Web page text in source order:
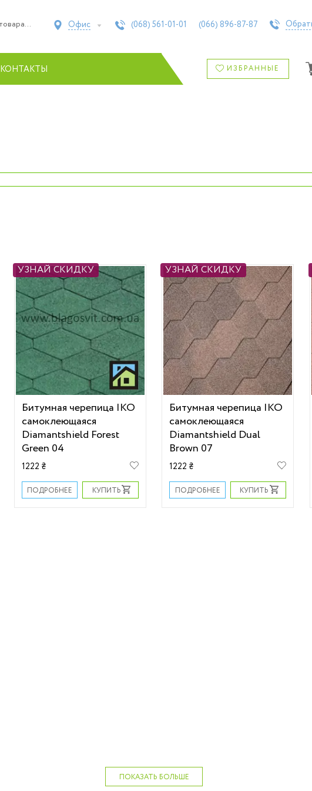
Офис (068) 561-01-01 (066) 896-87-87
КОНТАКТЫ ИЗБРАННЫЕ
УЗНАЙ СКИДКУ
Битумная черепица IKO
самоклеющаяся
Diamantshield Forest
Green 04
1222 ₴
ПОДРОБНЕЕ КУПИТЬ
УЗНАЙ СКИДКУ
Битумная черепица IKO
самоклеющаяся
Diamantshield Dual
Brown 07
1222 ₴
ПОДРОБНЕЕ КУПИТЬ
ПОКАЗАТЬ БОЛЬШЕ